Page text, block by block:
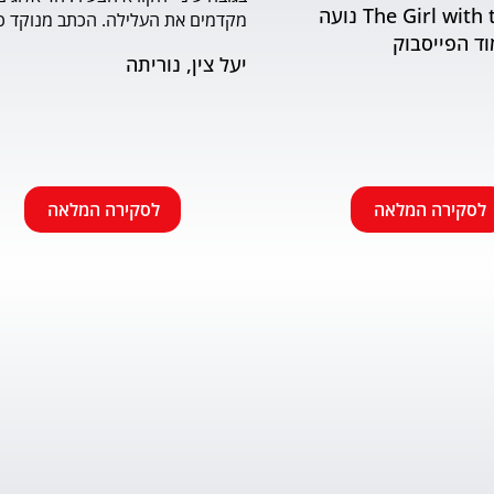
The Girl with the Book נועה
הפייסבוק
לסקירה המלאה
יעל צין, נוריתה
לסקירה המלאה